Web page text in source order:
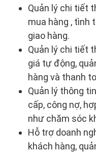
Quản lý chi tiết
mua hàng , tình
giao hàng.
Quản lý chi tiết
giá tự động,
hàng và thanh
Quản lý thông
cấp, công nợ,
như chăm sóc
Hỗ trợ doanh
khách hàng,